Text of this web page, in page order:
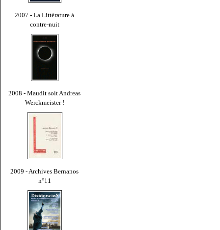
2007 - La Littérature à
contre-nuit
2008 - Maudit soit Andreas
Werckmeister !
2009 - Archives Bernanos
n°11